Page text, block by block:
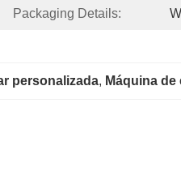
Packaging Details:
personalizada, Máquina de